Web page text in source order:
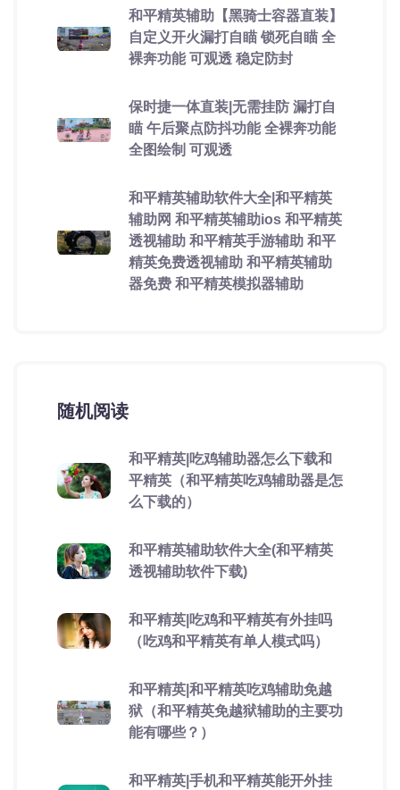
和平精英辅助【黑骑士容器直装】
自定义开火漏打自瞄 锁死自瞄 全
裸奔功能 可观透 稳定防封
保时捷一体直装|无需挂防 漏打自
瞄 午后聚点防抖功能 全裸奔功能
全图绘制 可观透
和平精英辅助软件大全|和平精英
辅助网 和平精英辅助ios 和平精英
透视辅助 和平精英手游辅助 和平
精英免费透视辅助 和平精英辅助
器免费 和平精英模拟器辅助
随机阅读
和平精英|吃鸡辅助器怎么下载和
平精英（和平精英吃鸡辅助器是怎
么下载的）
和平精英辅助软件大全(和平精英
透视辅助软件下载)
和平精英|吃鸡和平精英有外挂吗
（吃鸡和平精英有单人模式吗）
和平精英|和平精英吃鸡辅助免越
狱（和平精英免越狱辅助的主要功
能有哪些？）
和平精英|手机和平精英能开外挂